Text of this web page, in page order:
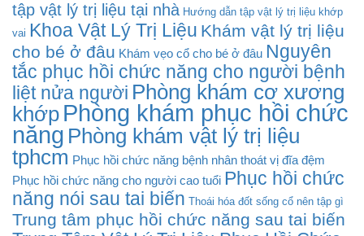
tập vật lý trị liệu tại nhà Hướng dẫn tập vật lý trị liệu khớp
vai Khoa Vật Lý Trị Liệu Khám vật lý trị liệu
cho bé ở đâu Khám vẹo cổ cho bé ở đâu Nguyên
tắc phục hồi chức năng cho người bệnh
liệt nửa người Phòng khám cơ xương
khớp Phòng khám phục hồi chức
năng Phòng khám vật lý trị liệu
tphcm Phục hồi chức năng bệnh nhân thoát vị đĩa đệm
Phục hồi chức năng cho người cao tuổi Phục hồi chức
năng nói sau tai biến Thoái hóa đốt sống cổ nên tập gì
Trung tâm phục hồi chức năng sau tai biến